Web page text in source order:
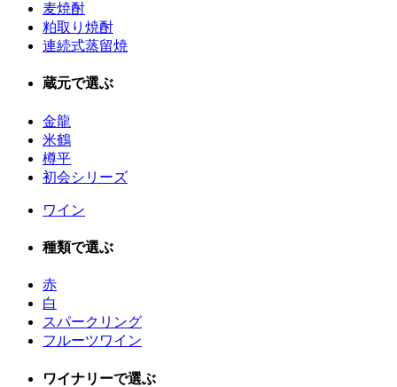
麦焼酎
粕取り焼酎
連続式蒸留焼
蔵元で選ぶ
金龍
米鶴
樽平
初会シリーズ
ワイン
種類で選ぶ
赤
白
スパークリング
フルーツワイン
ワイナリーで選ぶ